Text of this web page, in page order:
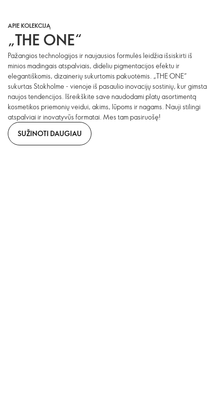
APIE KOLEKCIJĄ
„THE ONE“
Pažangios technologijos ir naujausios formulės leidžia išsiskirti iš
minios madingais atspalviais, dideliu pigmentacijos efektu ir
elegantiškomis, dizainerių sukurtomis pakuotėmis. „THE ONE“
sukurtas Stokholme - vienoje iš pasaulio inovacijų sostinių, kur gimsta
naujos tendencijos. Išreikškite save naudodami platų asortimentą
kosmetikos priemonių veidui, akims, lūpoms ir nagams. Nauji stilingi
atspalviai ir inovatyvūs formatai. Mes tam pasiruošę!
SUŽINOTI DAUGIAU